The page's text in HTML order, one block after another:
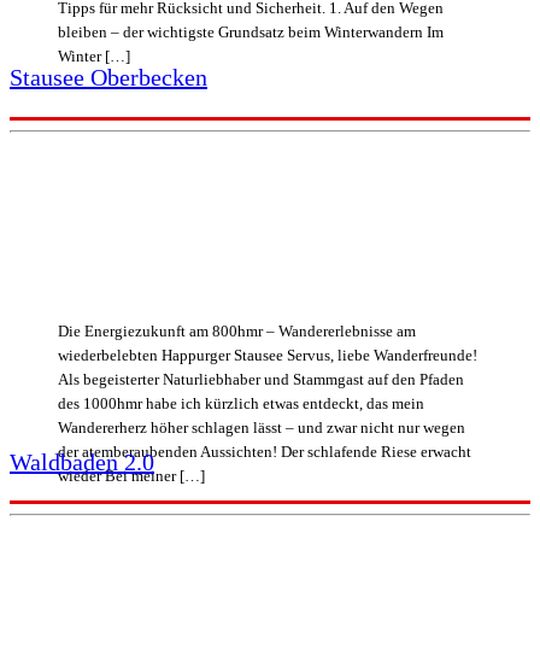
Tipps für mehr Rücksicht und Sicherheit. 1. Auf den Wegen
bleiben – der wichtigste Grundsatz beim Winterwandern Im
Winter […]
Die Energiezukunft am 800hmr – Wandererlebnisse am
wiederbelebten Happurger Stausee Servus, liebe Wanderfreunde!
Als begeisterter Naturliebhaber und Stammgast auf den Pfaden
des 1000hmr habe ich kürzlich etwas entdeckt, das mein
Wandererherz höher schlagen lässt – und zwar nicht nur wegen
der atemberaubenden Aussichten! Der schlafende Riese erwacht
wieder Bei meiner […]
Stausee Oberbecken
Waldbaden 2.0